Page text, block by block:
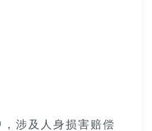
涉及人身损害赔偿